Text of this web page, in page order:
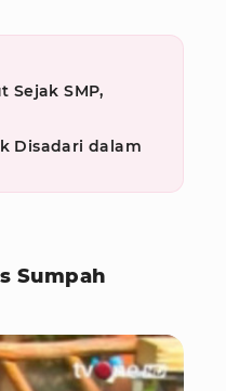
Sejak SMP,
Disadari dalam
Sumpah